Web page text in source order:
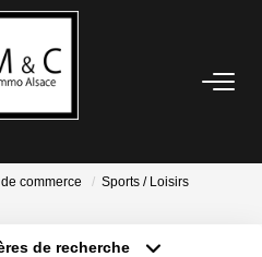
commerce
Sports / Loisirs
de recherche